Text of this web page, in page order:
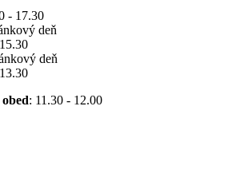
- 17.30
deň
deň
: 11.30 - 12.00